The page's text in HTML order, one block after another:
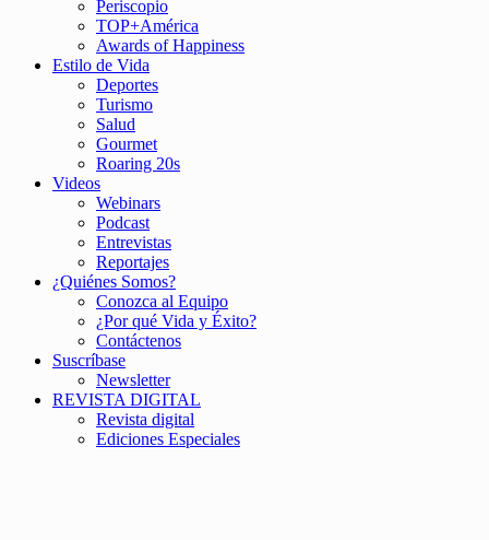
Periscopio
TOP+América
Awards of Happiness
Estilo de Vida
Deportes
Turismo
Salud
Gourmet
Roaring 20s
Videos
Webinars
Podcast
Entrevistas
Reportajes
¿Quiénes Somos?
Conozca al Equipo
¿Por qué Vida y Éxito?
Contáctenos
Suscríbase
Newsletter
REVISTA DIGITAL
Revista digital
Ediciones Especiales